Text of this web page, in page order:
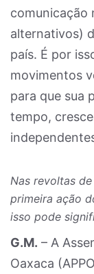
comunicação
alternativos)
país. É por
movimentos
para que sua
tempo,
Nas revoltas
primeira ação
isso pode
G.M. – A
Oaxaca